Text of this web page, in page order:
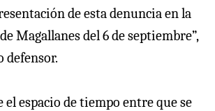
de esta denuncia en la
Magallanes del 6 de septiembre”,
defensor.
el espacio de tiempo entre que se